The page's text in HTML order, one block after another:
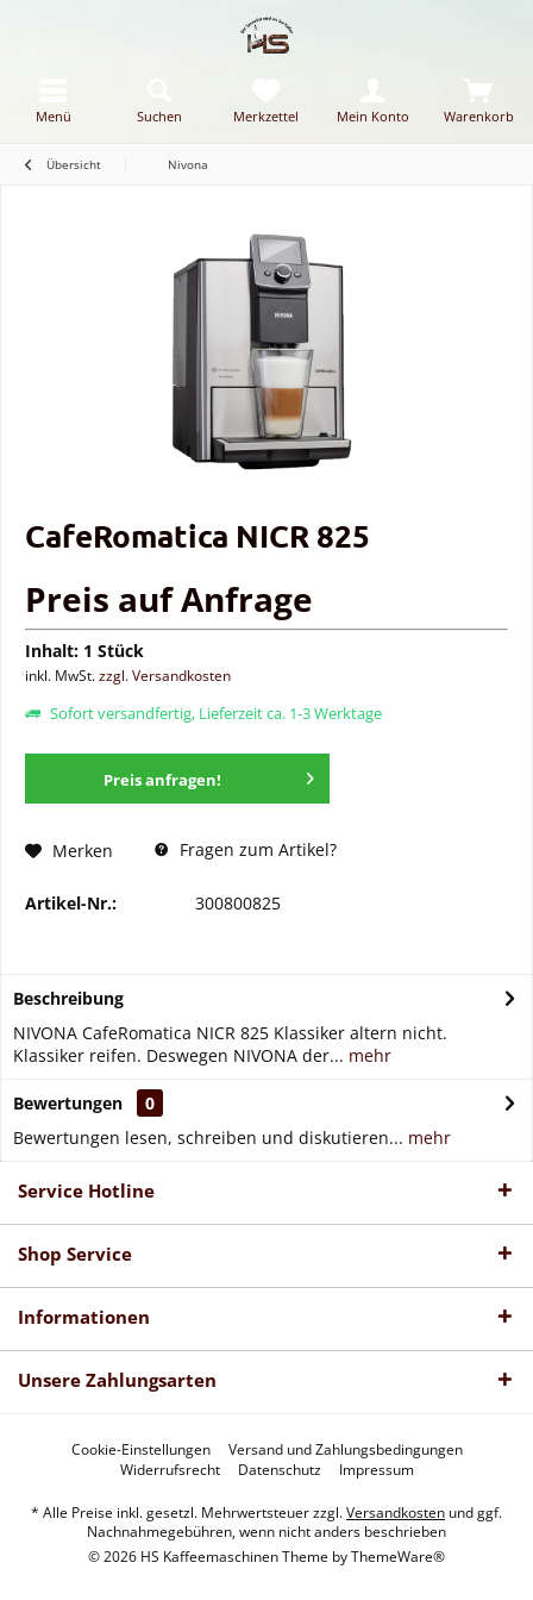
Menü Warenkorb
Merkzettel Mein Konto
Suchen
Übersicht Nivona
CafeRomatica NICR 825
Preis auf Anfrage
Inhalt: 1 Stück
inkl. MwSt.zzgl. Versandkosten
Sofort versandfertig, Lieferzeit ca. 1-3 Werktage
Preis anfragen!
Merken Fragen zum Artikel?
Artikel-Nr.: 300800825
Beschreibung
NIVONA CafeRomatica NICR 825 Klassiker altern nicht.
Klassiker reifen. Deswegen NIVONA der... mehr
Bewertungen
0
Bewertungen lesen, schreiben und diskutieren... mehr
Service Hotline
Shop Service
Informationen
Unsere Zahlungsarten
Cookie-Einstellungen
Versand und Zahlungsbedingungen
Widerrufsrecht
Datenschutz Impressum
* Alle Preise inkl. gesetzl. Mehrwertsteuer zzgl.Versandkosten und ggf.
Nachnahmegebühren, wenn nicht anders beschrieben
© 2026 HS Kaffeemaschinen Theme byThemeWare®